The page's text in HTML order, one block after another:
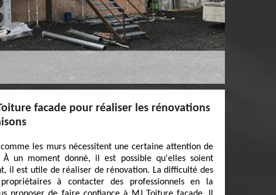
facade pour réaliser les rénovations
comme les murs nécessitent une certaine attention de
un moment donné, il est possible qu'elles soient
il est utile de réaliser de rénovation. La difficulté des
à contacter des professionnels en la